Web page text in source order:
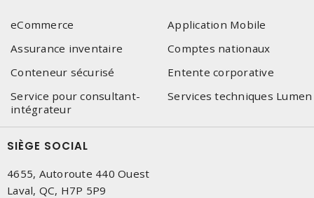
eCommerce
Application Mobile
Assurance inventaire
Comptes nationaux
Conteneur sécurisé
Entente corporative
Service pour consultant-
intégrateur
Services techniques Lumen
SIÈGE SOCIAL
4655, Autoroute 440 Ouest
Laval, QC, H7P 5P9